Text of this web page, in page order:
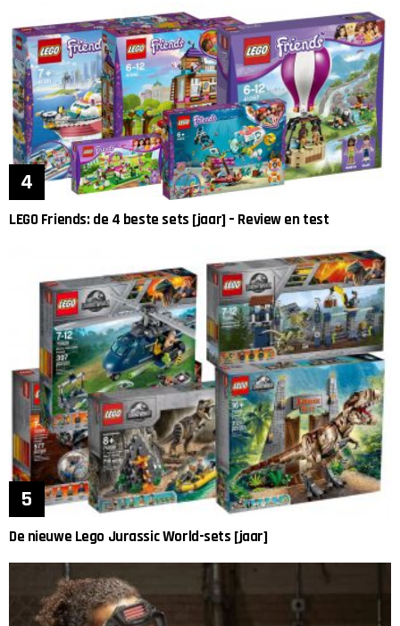
LEGO Friends: de 4 beste sets [jaar] – Review en test
De nieuwe Lego Jurassic World-sets [jaar]